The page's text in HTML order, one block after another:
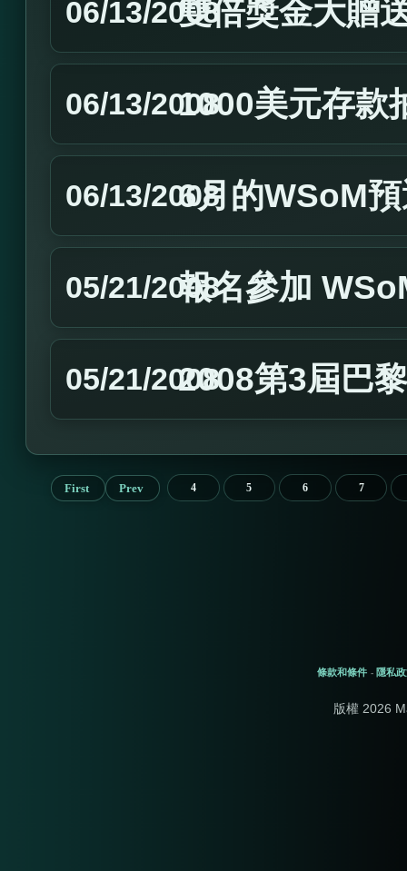
06/13/2008雙倍獎金大贈
06/13/20081000美元存款
06/13/20086月的WSoM
05/21/2008報名參加
05/21/20082008第3屆巴
First Prev 4 5 6 7
條款和條件 - 隱私
版權 2026